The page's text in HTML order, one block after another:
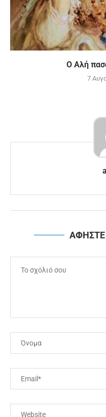
Ο Αλή
7
ΑΦΗΣΤΕ